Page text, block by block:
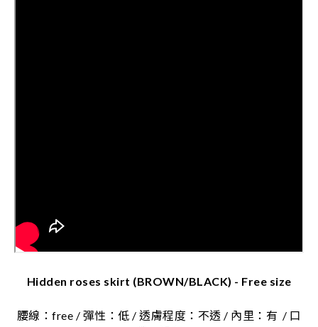
Hidden roses skirt (BROWN/BLACK) - Free size
腰線：free / 彈性：低 / 透膚程度：不透 / 內里：有 / 口